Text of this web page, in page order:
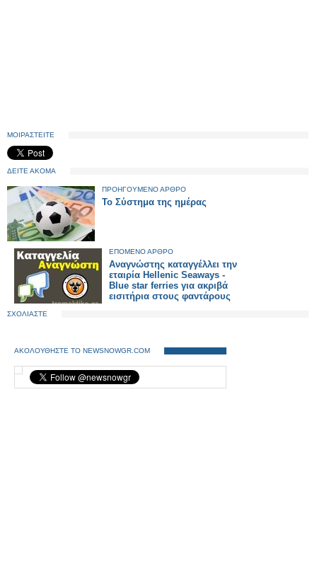
ΜΟΙΡΑΣΤΕΙΤΕ
ΔΕΙΤΕ ΑΚΟΜΑ
ΠΡΟΗΓΟΥΜΕΝΟ ΑΡΘΡΟ
Το Σύστημα της ημέρας
ΕΠΟΜΕΝΟ ΑΡΘΡΟ
Αναγνώστης καταγγέλλει την
εταιρία Hellenic Seaways -
Βlue star ferries για ακριβά
εισιτήρια στους φαντάρους
ΣΧΟΛΙΑΣΤΕ
ΑΚΟΛΟΥΘΗΣΤΕ ΤΟ NEWSNOWGR.COM